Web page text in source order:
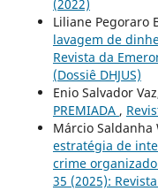
(2022)
Liliane Pegoraro
lavagem de
Revista da
(Dossiê DHJUS)
Enio Salvador
PREMIADA ,
Márcio Saldanha
estratégia de
crime
35 (2025):